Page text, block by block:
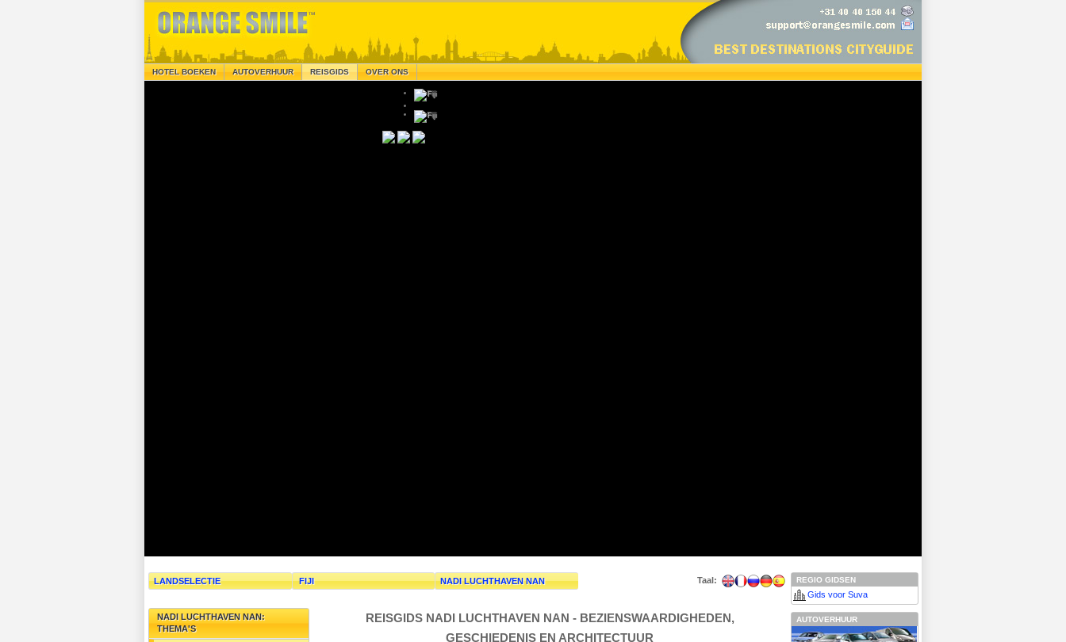
HOTEL BOEKEN AUTOVERHUUR REISGIDS OVER ONS
LANDSELECTIE FIJI NADI LUCHTHAVEN NAN Taal:
NADI LUCHTHAVEN NAN:
THEMA'S
REISGIDS NADI LUCHTHAVEN NAN - BEZIENSWAARDIGHEDEN,
GESCHIEDENIS EN ARCHITECTUUR
REGIO GIDSEN
Gids voor Suva
AUTOVERHUUR